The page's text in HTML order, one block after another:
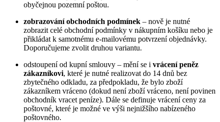
obyčejnou pozemní poštou.
zobrazování obchodních podmínek – nově je nutné
zobrazit celé obchodní podmínky v nákupním košíku nebo je
přikládat k samotnému e-mailovému potvrzení objednávky.
Doporučujeme zvolit druhou variantu.
odstoupení od kupní smlouvy – mění se i vrácení peněz
zákazníkovi, které je nutné realizovat do 14 dnů bez
zbytečného odkladu, za předpokladu, že bylo zboží
zákazníkem vráceno (dokud není zboží vráceno, není povinen
obchodník vracet peníze). Dále se definuje vrácení ceny za
poštovné, které je možné ve výši nejnižšího nabízeného
poštovného.